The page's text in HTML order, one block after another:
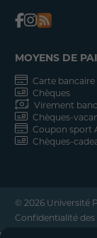
MOYENS DE
Carte bancaire
Chèques
Virement
Chèques-
Coupon sport
Chèques-
© 2026 Université
Confidentialité des